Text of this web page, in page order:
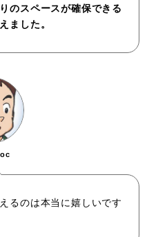
のスペースが確保できる
ました。
るのは本当に嬉しいです